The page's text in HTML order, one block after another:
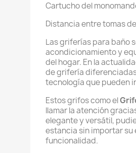
Cartucho del
Distancia entre tomas
Las griferías para baño
acondicionamiento y
del hogar. En la
de grifería
tecnología que pueden
Estos grifos como el
llamar la atención
elegante y versátil,
estancia sin importar su
funcionalidad.